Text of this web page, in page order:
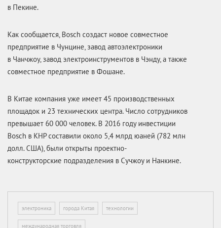
в Пекине.
Как сообщается, Bosch создаст новое совместное
предприятие в Чунцине, завод автоэлектроники
в Чанчжоу, завод электроинструментов в Чэнду, а также
совместное предприятие в Фошане.
В Китае компания уже имеет 45 производственных
площадок и 23 технических центра. Число сотрудников
превышает 60 000 человек. В 2016 году инвестиции
Bosch в КНР составили около 5,4 млрд юаней (782 млн
долл. США), были открыты проектно-
конструкторские подразделения в Сучжоу и Нанкине.
электроника города Китая технологии
международная торговля